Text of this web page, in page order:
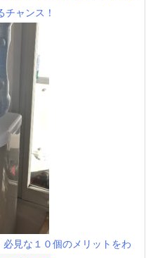
ャンス！
見な１０個のメリットをわ